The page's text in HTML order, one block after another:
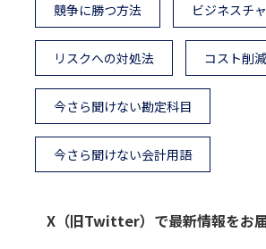
競争に勝つ方法 ビジネスチ
リスクへの対処法 コスト削
今さら聞けない勘定科目
今さら聞けない会計用語
X（旧Twitter）で最新情報をお